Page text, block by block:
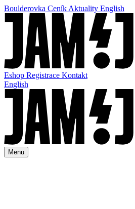
Boulderovka Ceník Aktuality English
Eshop Registrace Kontakt
English
Menu